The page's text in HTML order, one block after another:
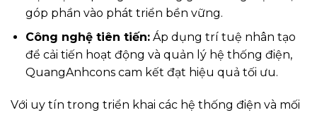
góp phần vào phát triển bền vững.
Công nghệ tiên tiến:Áp dụng trí tuệ nhân tạo
để cải tiến hoạt động và quản lý hệ thống điện,
QuangAnhcons cam kết đạt hiệu quả tối ưu.
Với uy tín trong triển khai các hệ thống điện và mối